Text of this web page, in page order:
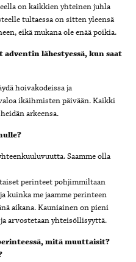
on kaikkien yhteinen juhla
tultaessa on sitten yleensä
eikä mukana ole enää poikia.
lähestyessä, kun saat
hoivakodeissa ja
ikäihmisten päivään. Kaikki
arkeensa.
Saamme olla
perinteet pohjimmiltaan
kuinka me jaamme perinteen
aikana. Kauniainen on pieni
arvostetaan yhteisöllisyyttä.
mitä muuttaisit?